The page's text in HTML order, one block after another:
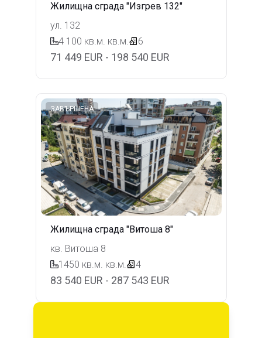
Жилищна сграда "Изгрев 132"
ул. 132
4 100 кв.м. кв.м. 6
71 449 EUR - 198 540 EUR
ЗАВЪРШЕНА
Жилищна сграда "Витоша 8"
кв. Витоша 8
1450 кв.м. кв.м. 4
83 540 EUR - 287 543 EUR